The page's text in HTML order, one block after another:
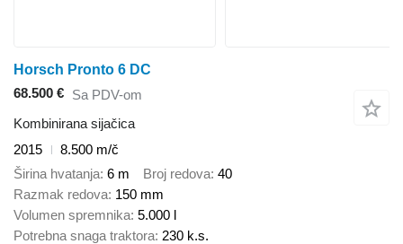
Horsch Pronto 6 DC
68.500 € Sa PDV-om
Kombinirana sijačica
2015
8.500 m/č
Širina hvatanja 6 m Broj redova 40
Razmak redova 150 mm
Volumen spremnika 5.000 l
Potrebna snaga traktora 230 k.s.